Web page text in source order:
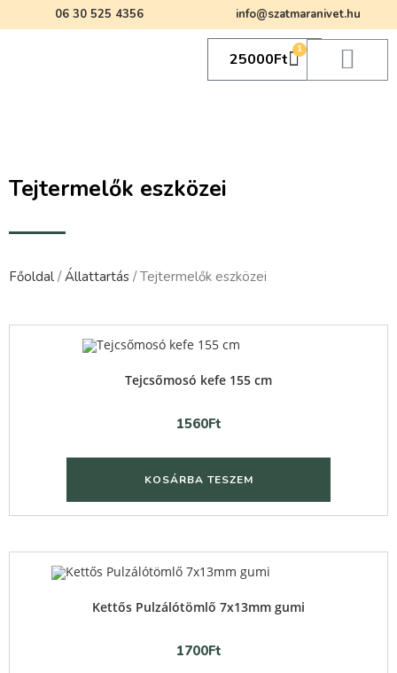
06 30 525 4356 info@szatmaranivet.hu
25000Ft
1
Tejtermelők eszközei
Főoldal /Állattartás / Tejtermelők eszközei
Tejcsőmosó kefe 155 cm
1560Ft
KOSÁRBA TESZEM
Kettős Pulzálótömlő 7x13mm gumi
1700Ft